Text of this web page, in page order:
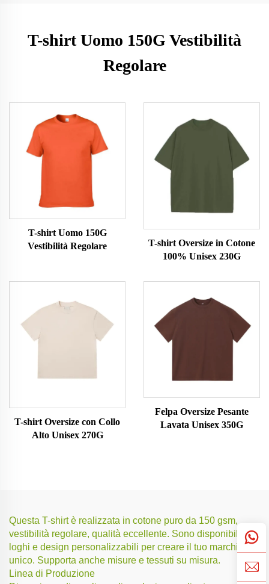
T-shirt Uomo 150G Vestibilità
Regolare
T-shirt Uomo 150G
Vestibilità Regolare
T-shirt Oversize in Cotone
100% Unisex 230G
T-shirt Oversize con Collo
Alto Unisex 270G
Felpa Oversize Pesante
Lavata Unisex 350G
Questa T-shirt è realizzata in cotone puro da 150 gsm,
vestibilità regolare, qualità eccellente. Sono disponibili
loghi e design personalizzabili per creare il tuo marchio
unico. Supporta anche misure e tessuti su misura.
Linea di Produzione